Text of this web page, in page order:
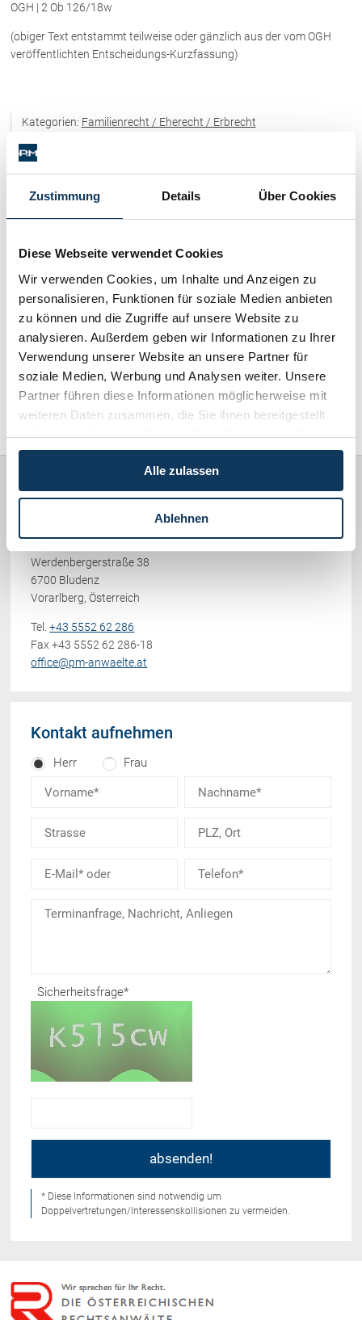
Zustimmung Details Über Cookies
Diese Webseite verwendet Cookies
Wir verwenden Cookies, um Inhalte und Anzeigen zu
personalisieren, Funktionen für soziale Medien anbieten
zu können und die Zugriffe auf unsere Website zu
analysieren. Außerdem geben wir Informationen zu Ihrer
Verwendung unserer Website an unsere Partner für
soziale Medien, Werbung und Analysen weiter. Unsere
Partner führen diese Informationen möglicherweise mit
weiteren Daten zusammen, die Sie ihnen bereitgestellt
haben oder die sie im Rahmen Ihrer Nutzung der Dienste
gesammelt haben.
Alle zulassen
Ablehnen
NOVUM
FAQ
Unternehmensnachfolge in der
Familie
und Übergabeverträgen
Check dein Recht/Erbrecht
Grundstückkauf
Checkliste: Immobilienertragssteuer
Checkliste: Mietvertrag
Checkliste: GmbH-Gründung
Checkliste: Gewerbeanm. durch jur.
Person
OGH | 2 Ob 126/18w
(obiger Text entstammt teilweise oder gänzlich aus der vom OGH
veröffentlichten Entscheidungs-Kurzfassung)
Kategorien: Familienrecht / Eherecht / Erbrecht
Kategorien
Immobilienrecht / Mietrecht / Ferienwohnungen (268)
Wirtschaftsrecht / Gesellschaftsrecht (382)
Schadenersatz / Schmerzensgeld / Gewährleistung (417)
Familienrecht / Eherecht / Erbrecht (169)
Sonstiges (478)
PICCOLRUAZ & MÜLLER
Werdenbergerstraße 38
6700 Bludenz
Vorarlberg, Österreich
Tel.+43 5552 62 286
Fax +43 5552 62 286-18
office@pm-anwaelte.at
Kontakt aufnehmen
Herr Frau
Sicherheitsfrage*
* Diese Informationen sind notwendig um
Doppelvertretungen/Interessenskollisionen zu vermeiden.